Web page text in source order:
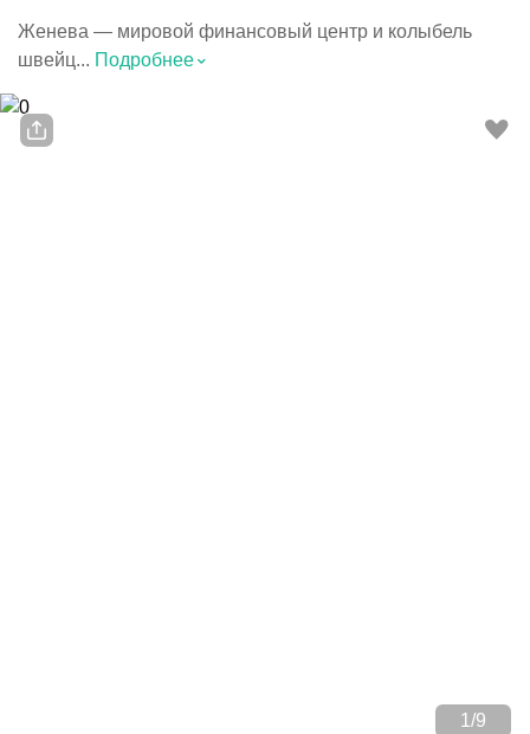
Женева — мировой финансовый центр и колыбель
швейц... Подробнее⌃
1 /9